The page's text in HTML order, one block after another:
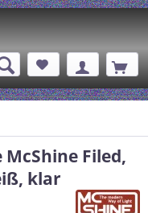
Filed,
klar